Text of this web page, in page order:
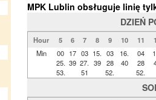
MPK Lublin obsługuje linię
DZIEŃ
Hour 5 6 7 8 9 10 11
Min
00
25.
53.
17
39
03
27.
51
15.
39
03
28
52.
16.
40
04
28
52.